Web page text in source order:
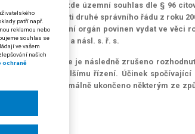
z roku 2006 (zde územní souhlas dle § 96
s hlavou IX části druhé správního řádu z roku
je správní orgán povinen vydat ve věci
orgánu dle § 79 a násl. s. ř. s.
i v případě, že je následně zrušeno
vrácena k dalšímu řízení. Účinek
musí být formálně ukončeno některým ze
7/2013-25)
patří např.
reklamou nebo
souhlas se
ve vašem
našich
ochraně